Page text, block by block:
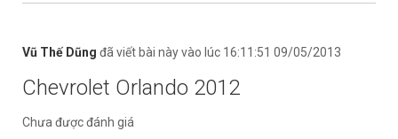
Vũ Thế Dũng đã viết bài này vào lúc 16:11:51 09/05/2013
Chevrolet Orlando 2012
Chưa được đánh giá